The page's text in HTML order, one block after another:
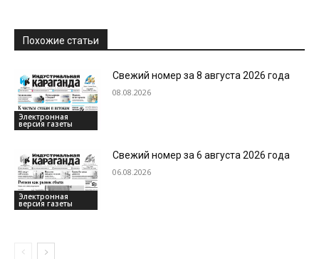
Похожие статьи
Электронная
версия газеты
Свежий номер за 8 августа 2026 года
08.08.2026
Электронная
версия газеты
Свежий номер за 6 августа 2026 года
06.08.2026